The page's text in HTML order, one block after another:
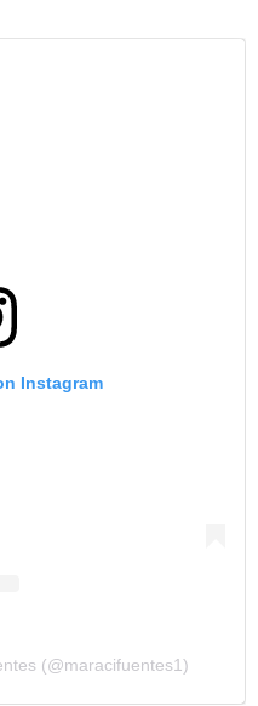
Instagram
(@maracifuentes1)